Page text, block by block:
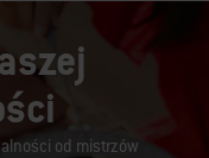
od mistrzów